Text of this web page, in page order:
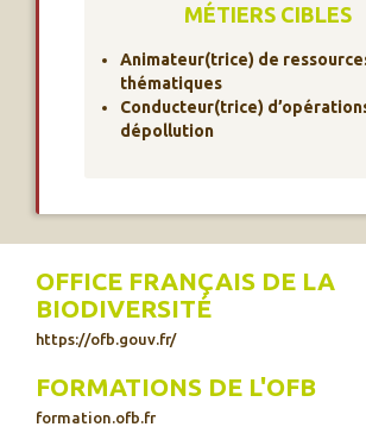
MÉTIERS CIBLES
Animateur(trice) de
thématiques
Conducteur(trice)
dépollution
OFFICE FRANÇAIS DE LA
BIODIVERSITÉ
https://ofb.gouv.fr/
FORMATIONS DE L'OFB
formation.ofb.fr